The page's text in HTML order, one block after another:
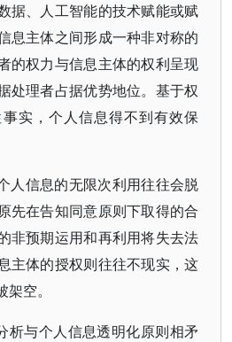
据、人工智能的技术赋能或赋
息主体之间形成一种非对称的
的权力与信息主体的权利呈现
处理者占据优势地位。基于权
实，个人信息得不到有效保
人信息的无限次利用往往会脱
先在告知同意原则下取得的合
非预期运用和再利用将失去法
主体的授权则往往不现实，这
空。
析与个人信息透明化原则相矛